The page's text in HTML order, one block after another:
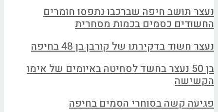
נעצר תושב חיפה שברכבו נתפסו חומרים
החשודים כסמים בכמות מסחרית
נעצר חשוד בדקירתו של קורבן בן 48 בחיפה
בן 50 נעצר בחשד לסחיטה באיומים של אימו
הקשישה
פגיעה קשה בסוחרי הסמים בחיפה